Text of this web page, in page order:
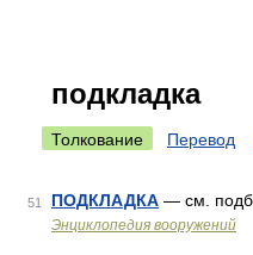
подкладка
Толкование Перевод
51 ПОДКЛАДКА — см.
Энциклопедия вооружений